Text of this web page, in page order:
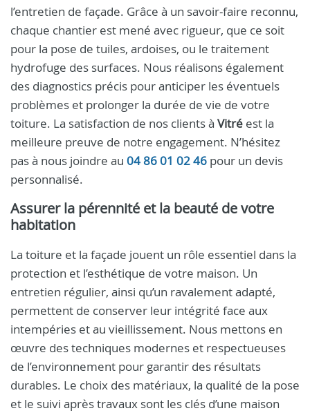
l’entretien de façade. Grâce à un savoir-faire reconnu,
chaque chantier est mené avec rigueur, que ce soit
pour la pose de tuiles, ardoises, ou le traitement
hydrofuge des surfaces. Nous réalisons également
des diagnostics précis pour anticiper les éventuels
problèmes et prolonger la durée de vie de votre
toiture. La satisfaction de nos clients à Vitré est la
meilleure preuve de notre engagement. N’hésitez
pas à nous joindre au 04 86 01 02 46 pour un devis
personnalisé.
Assurer la pérennité et la beauté de votre
habitation
La toiture et la façade jouent un rôle essentiel dans la
protection et l’esthétique de votre maison. Un
entretien régulier, ainsi qu’un ravalement adapté,
permettent de conserver leur intégrité face aux
intempéries et au vieillissement. Nous mettons en
œuvre des techniques modernes et respectueuses
de l’environnement pour garantir des résultats
durables. Le choix des matériaux, la qualité de la pose
et le suivi après travaux sont les clés d’une maison